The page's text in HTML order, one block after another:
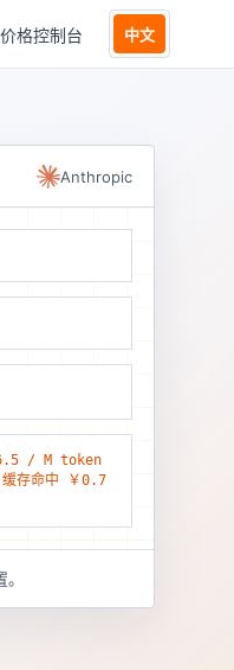
价格控制台 中文
Anthropic
/ M token
存命中 ￥0.7